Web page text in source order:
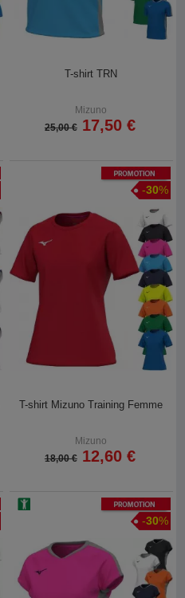
T-shirt TRN
Mizuno
25,00 € 17,50 €
Promotion
-30%
T-shirt Mizuno Training Femme
Mizuno
18,00 € 12,60 €
Promotion
-30%